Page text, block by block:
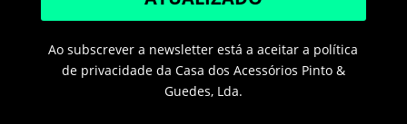
Ao subscrever a newsletter está a aceitar a política
de privacidade da Casa dos Acessórios Pinto &
Guedes, Lda.